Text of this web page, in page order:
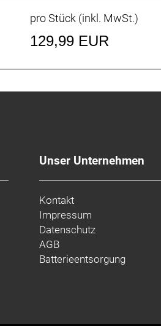
pro Stück (inkl. MwSt.)
129,99 EUR
Unser Unternehmen
Kontakt
Impressum
Datenschutz
AGB
Batterieentsorgung